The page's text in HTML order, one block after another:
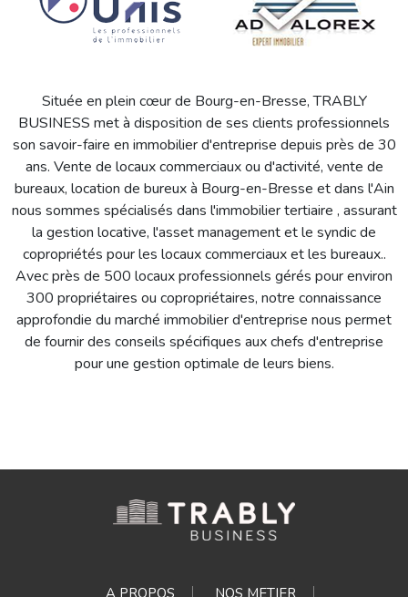
Située en plein cœur de Bourg-en-Bresse, TRABLY
BUSINESS met à disposition de ses clients professionnels
son savoir-faire en immobilier d'entreprise depuis près de 30
ans. Vente de locaux commerciaux ou d'activité, vente de
bureaux, location de bureux à Bourg-en-Bresse et dans l'Ain
nous sommes spécialisés dans l'immobilier tertiaire , assurant
la gestion locative, l'asset management et le syndic de
copropriétés pour les locaux commerciaux et les bureaux..
Avec près de 500 locaux professionnels gérés pour environ
300 propriétaires ou copropriétaires, notre connaissance
approfondie du marché immobilier d'entreprise nous permet
de fournir des conseils spécifiques aux chefs d'entreprise
pour une gestion optimale de leurs biens.
A PROPOS
NOS METIER